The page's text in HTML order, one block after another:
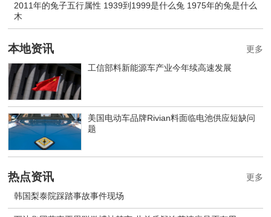
2011年的兔子五行属性 1939到1999是什么兔 1975年的兔是什么
木
本地资讯
工信部料新能源车产业今年续高速发展
美国电动车品牌Rivian料面临电池供应短缺问
题
更多
热点资讯
韩国梨泰院踩踏事故事件现场
更多